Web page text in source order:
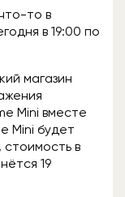
то в
в 19:00 по
магазин
Mini вместе
Mini будет
стоимость в
19